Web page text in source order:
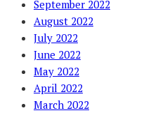
September 2022
August 2022
July 2022
June 2022
May 2022
April 2022
March 2022